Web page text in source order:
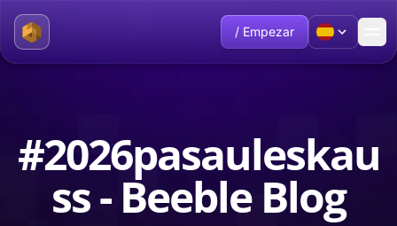
/ Empezar
#2026pasauleskau
ss - Beeble Blog